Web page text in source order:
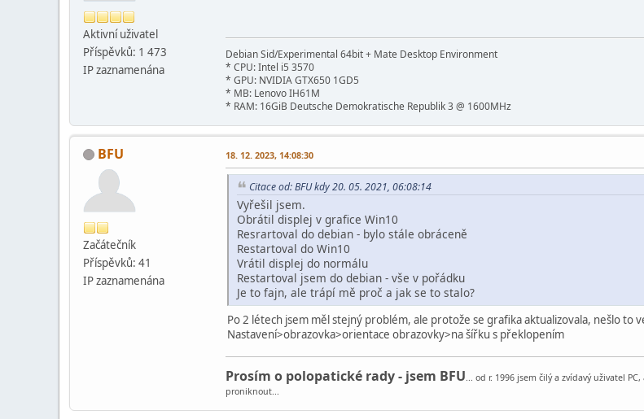
Aktivní­ uživatel
Příspěvků: 1 473
IP zaznamenána
Debian Sid/Experimental 64bit + Mate Desktop Environment
* CPU: Intel i5 3570
* GPU: NVIDIA GTX650 1GD5
* MB: Lenovo IH61M
* RAM: 16GiB Deutsche Demokratische Republik 3 @ 1600MHz
BFU
Začátečník
Příspěvků: 41
IP zaznamenána
18. 12. 2023, 14:08:30
Citace od: BFU kdy 20. 05. 2021, 06:08:14
Vyřešil jsem.
Obrátil displej v grafice Win10
Resrartoval do debian - bylo stále obráceně
Restartoval do Win10
Vrátil displej do normálu
Restartoval jsem do debian - vše v pořádku
Je to fajn, ale trápí mě proč a jak se to stalo?
Po 2 létech jsem měl stejný problém, ale protože se grafika aktualizovala, nešlo to
Nastavení>obrazovka>orientace obrazovky>na šířku s překlopením
Prosím o polopatické rady - jsem BFU... od r. 1996 jsem čilý a zvídavý uživatel
proniknout...